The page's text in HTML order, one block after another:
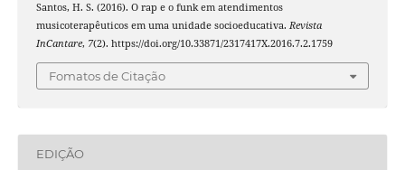
Santos, H. S. (2016). O rap e o funk em atendimentos
musicoterapêuticos em uma unidade socioeducativa. Revista
InCantare, 7(2). https://doi.org/10.33871/2317417X.2016.7.2.1759
Fomatos de Citação
EDIÇÃO